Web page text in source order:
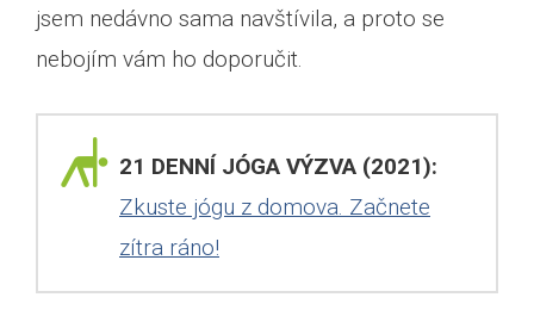
jsem nedávno sama navštívila, a proto se
nebojím vám ho doporučit.
21 DENNÍ JÓGA VÝZVA (2021):
Zkuste jógu z domova. Začnete
zítra ráno!